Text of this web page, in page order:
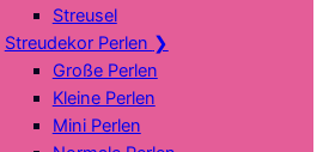
Streusel
Streudekor Perlen ❯
Große Perlen
Kleine Perlen
Mini Perlen